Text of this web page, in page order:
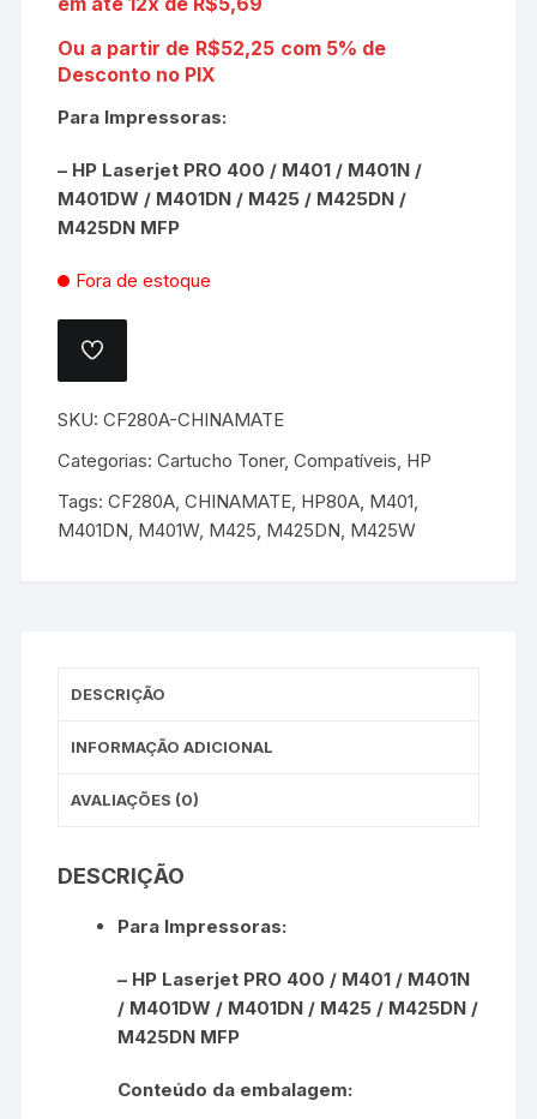
Ou a partir de R$52,25 com 5% de
Desconto no PIX
Para Impressoras:
– HP Laserjet PRO 400 / M401 / M401N /
M401DW / M401DN / M425 / M425DN /
M425DN MFP
Fora de estoque
ADICIONAR
A
DE
DESEJOS.
SKU:CF280A-CHINAMATE
Categorias:Cartucho Toner,Compatíveis, HP
Tags:CF280A,CHINAMATE, HP80A, M401,
M401DN, M401W, M425, M425DN, M425W
DESCRIÇÃO
INFORMAÇÃO ADICIONAL
AVALIAÇÕES (0)
DESCRIÇÃO
Para Impressoras:
– HP Laserjet PRO 400 / M401 / M401N
/ M401DW / M401DN / M425 / M425DN /
M425DN MFP
Conteúdo da embalagem: